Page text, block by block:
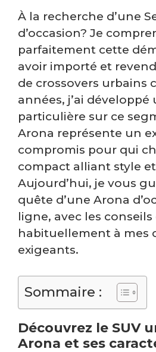
À la recherche d’une
d’occasion? Je
parfaitement cette
avoir importé et
de crossovers urbains
années, j’ai développé
particulière sur ce
Arona représente un
compromis pour qui
compact alliant style
Aujourd’hui, je vous
quête d’une Arona
ligne, avec les
habituellement à mes
exigeants.
Sommaire :
Découvrez le SUV
Arona et ses